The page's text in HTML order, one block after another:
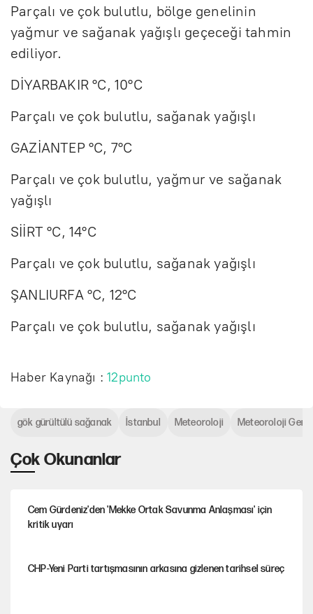
Parçalı ve çok bulutlu, bölge genelinin
yağmur ve sağanak yağışlı geçeceği tahmin
ediliyor.
DİYARBAKIR °C, 10°C
Parçalı ve çok bulutlu, sağanak yağışlı
GAZİANTEP °C, 7°C
Parçalı ve çok bulutlu, yağmur ve sağanak
yağışlı
SİİRT °C, 14°C
Parçalı ve çok bulutlu, sağanak yağışlı
ŞANLIURFA °C, 12°C
Parçalı ve çok bulutlu, sağanak yağışlı
Haber Kaynağı :12punto
Çok Okunanlar
Cem Gürdeniz'den 'Mekke Ortak Savunma Anlaşması' için
kritik uyarı
CHP-Yeni Parti tartışmasının arkasına gizlenen tarihsel süreç
gök gürültülü sağanak İstanbul Meteoroloji Meteoroloji